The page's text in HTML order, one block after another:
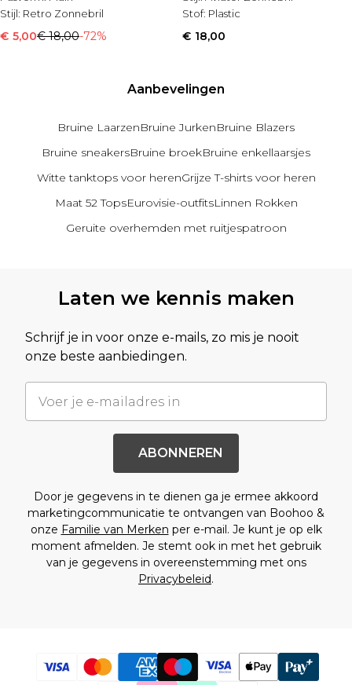
Stijl: Retro Zonnebril
€ 5,00€ 18,00-72%
Stof: Plastic
€ 18,00
Aanbevelingen
Bruine LaarzenBruine JurkenBruine Blazers
Bruine sneakersBruine broekBruine enkellaarsjes
Witte tanktops voor herenGrijze T-shirts voor heren
Maat 52 TopsEurovisie-outfitsLinnen Rokken
Geruite overhemden met ruitjespatroon
Laten we kennis maken
Schrijf je in voor onze e-mails, zo mis je nooit
onze beste aanbiedingen.
ABONNEREN
Door je gegevens in te dienen ga je ermee akkoord
marketingcommunicatie te ontvangen van Boohoo &
onze Familie van Merken per e-mail. Je kunt je op elk
moment afmelden. Je stemt ook in met het gebruik
van je gegevens in overeenstemming met ons
Privacybeleid.